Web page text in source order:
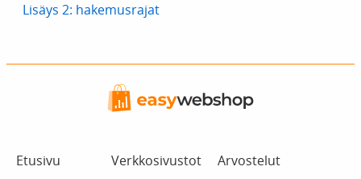
Lisäys 2: hakemusrajat
Etusivu Verkkosivustot Arvostelut